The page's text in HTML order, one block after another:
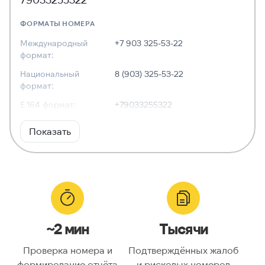
ФОРМАТЫ НОМЕРА
Международный
формат:
+7 903 325-53-22
Национальный
формат:
8 (903) 325-53-22
E.164 формат:
+79033255322
RFC3966
формат:
Тип номера:
Оператор связи:
Национальный
9033255322
Код страны:
Показать
~2 мин
Проверка номера и
Тысячи
Подтверждённых жалоб